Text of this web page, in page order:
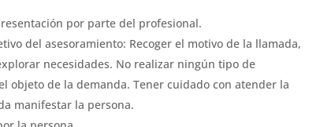
por parte del profesional.
del asesoramiento: Recoger el motivo de la llamada,
necesidades. No realizar ningún tipo de
objeto de la demanda. Tener cuidado con atender la
manifestar la persona.